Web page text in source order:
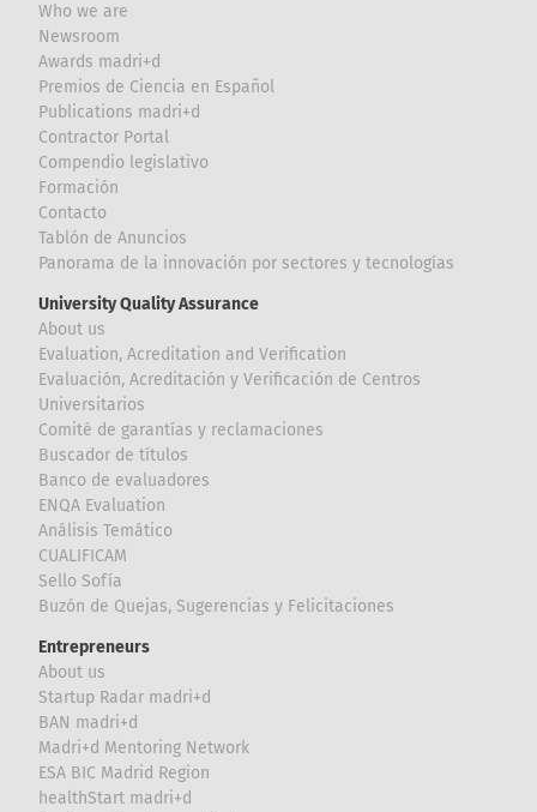
Who we are
Newsroom
Awards madri+d
Premios de Ciencia en Español
Publications madri+d
Contractor Portal
Compendio legislativo
Formación
Contacto
Tablón de Anuncios
Panorama de la innovación por sectores y tecnologías
University Quality Assurance
About us
Evaluation, Acreditation and Verification
Evaluación, Acreditación y Verificación de Centros
Universitarios
Comité de garantías y reclamaciones
Buscador de títulos
Banco de evaluadores
ENQA Evaluation
Análisis Temático
CUALIFICAM
Sello Sofía
Buzón de Quejas, Sugerencias y Felicitaciones
Entrepreneurs
About us
Startup Radar madri+d
BAN madri+d
Madri+d Mentoring Network
ESA BIC Madrid Region
healthStart madri+d